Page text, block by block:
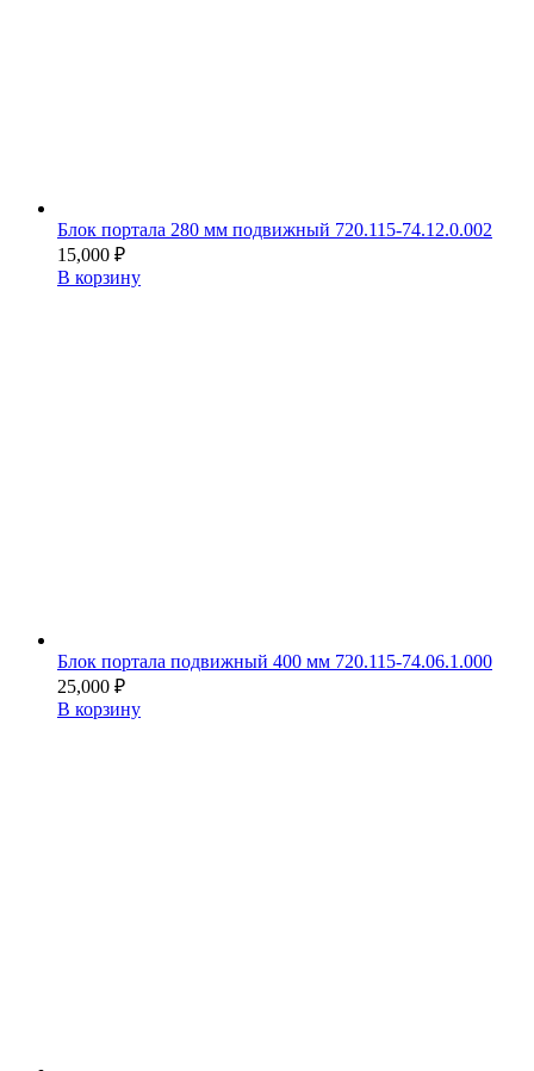
Блок портала 280 мм подвижный 720.115-74.12.0.002
15,000 ₽
В корзину
Блок портала подвижный 400 мм 720.115-74.06.1.000
25,000 ₽
В корзину